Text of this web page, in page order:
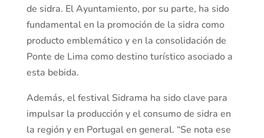
de sidra. El Ayuntamiento, por su parte, ha sido
fundamental en la promoción de la sidra como
producto emblemático y en la consolidación de
Ponte de Lima como destino turístico asociado a
esta bebida.
Además, el festival Sidrama ha sido clave para
impulsar la producción y el consumo de sidra en
la región y en Portugal en general. “Se nota ese